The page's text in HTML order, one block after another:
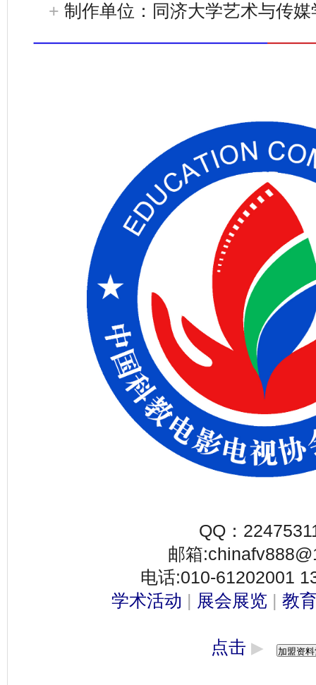
+ 制作单位：同济大学艺术与传媒
QQ：
邮箱
电话:010-61202001
学术活动 | 展会展览 | 教
点击 ▶